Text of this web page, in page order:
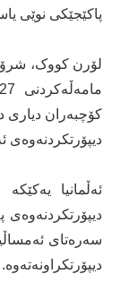
پاکێجێکی نوێی
لۆرن کووک،
کۆچبەران دیاری
دیپۆرتکردنەوەی
ئەڵمانیا
دیپۆرتکراونەتەوە.